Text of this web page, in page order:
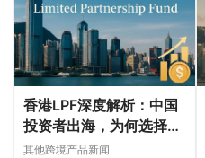
香港LPF深度解析：中国
投资者出海，为何选择香
港而非传统离岸地？
其他跨境产品新闻